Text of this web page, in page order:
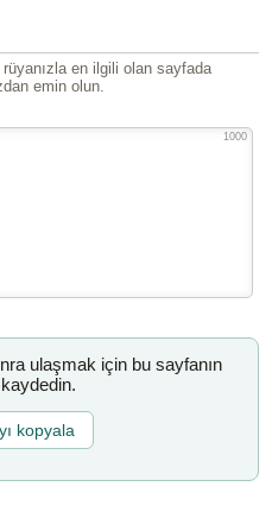
rüyanızla en ilgili olan sayfada
emin olun.
1000
ulaşmak için bu sayfanın
kopyala